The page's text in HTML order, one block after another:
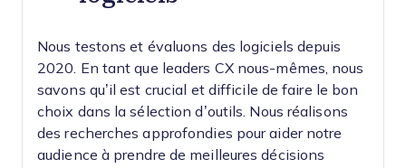
Nous testons et évaluons des logiciels depuis
2020. En tant que leaders CX nous-mêmes, nous
savons qu’il est crucial et difficile de faire le bon
choix dans la sélection d’outils. Nous réalisons
des recherches approfondies pour aider notre
audience à prendre de meilleures décisions